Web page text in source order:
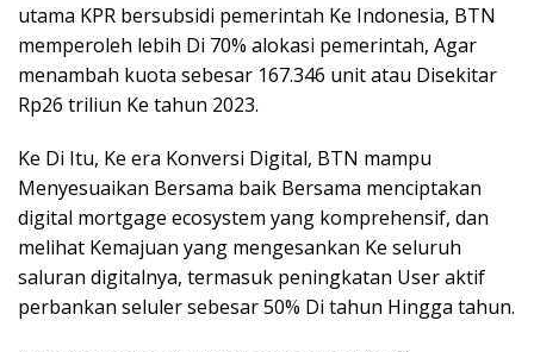
utama KPR bersubsidi pemerintah Ke Indonesia, BTN
memperoleh lebih Di 70% alokasi pemerintah, Agar
menambah kuota sebesar 167.346 unit atau Disekitar
Rp26 triliun Ke tahun 2023.
Ke Di Itu, Ke era Konversi Digital, BTN mampu
Menyesuaikan Bersama baik Bersama menciptakan
digital mortgage ecosystem yang komprehensif, dan
melihat Kemajuan yang mengesankan Ke seluruh
saluran digitalnya, termasuk peningkatan User aktif
perbankan seluler sebesar 50% Di tahun Hingga tahun.